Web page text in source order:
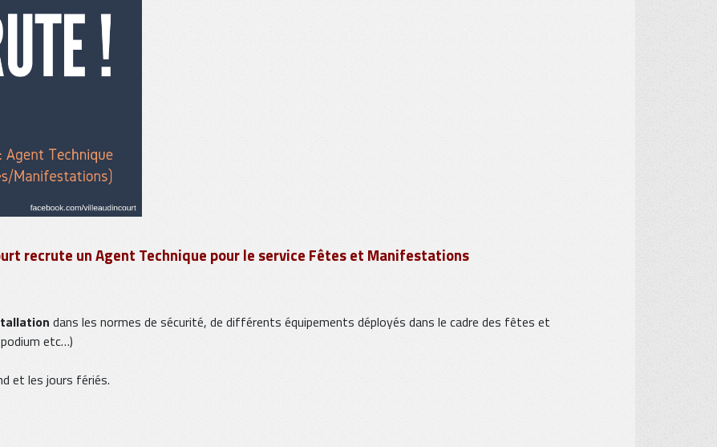
recrute un Agent Technique pour le service Fêtes et Manifestations
dans les normes de sécurité, de différents équipements déployés dans le cadre des fêtes et
etc…)
et les jours fériés.